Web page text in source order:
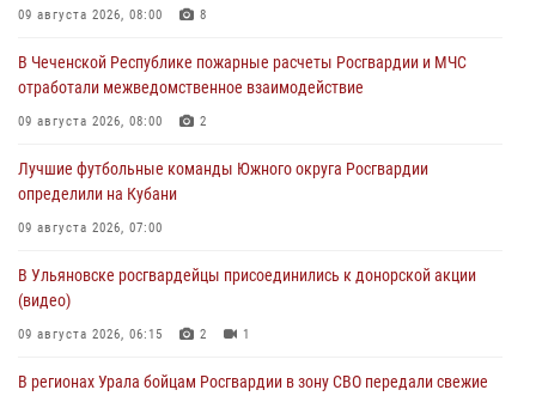
09 августа 2026, 08:00 8
В Чеченской Республике пожарные расчеты Росгвардии и МЧС
отработали межведомственное взаимодействие
09 августа 2026, 08:00 2
Лучшие футбольные команды Южного округа Росгвардии
определили на Кубани
09 августа 2026, 07:00
В Ульяновске росгвардейцы присоединились к донорской акции
(видео)
09 августа 2026, 06:15 2 1
В регионах Урала бойцам Росгвардии в зону СВО передали свежие